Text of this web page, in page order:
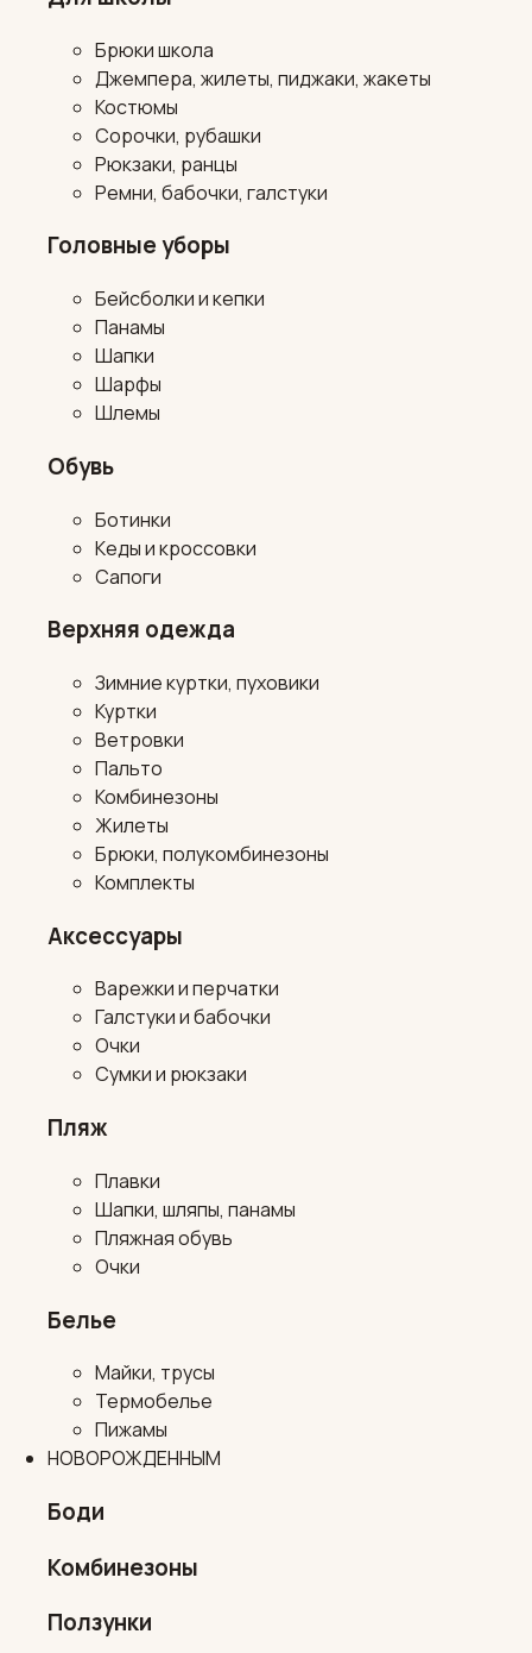
Брюки школа
Джемпера, жилеты, пиджаки, жакеты
Костюмы
Сорочки, рубашки
Рюкзаки, ранцы
Ремни, бабочки, галстуки
Головные уборы
Бейсболки и кепки
Панамы
Шапки
Шарфы
Шлемы
Обувь
Ботинки
Кеды и кроссовки
Сапоги
Верхняя одежда
Зимние куртки, пуховики
Куртки
Ветровки
Пальто
Комбинезоны
Жилеты
Брюки, полукомбинезоны
Комплекты
Аксессуары
Варежки и перчатки
Галстуки и бабочки
Очки
Сумки и рюкзаки
Пляж
Плавки
Шапки, шляпы, панамы
Пляжная обувь
Очки
Белье
Майки, трусы
Термобелье
Пижамы
НОВОРОЖДЕННЫМ
Боди
Комбинезоны
Ползунки